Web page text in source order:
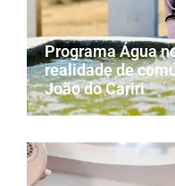
Programa Água
realidade de
João do Cariri